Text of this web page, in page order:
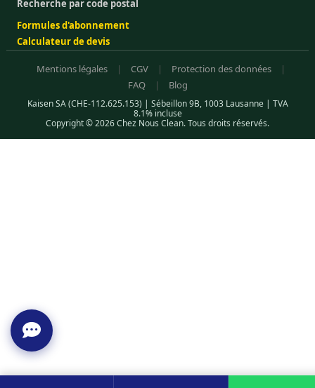
Recherche par code postal
Formules d'abonnement
Calculateur de devis
Mentions légales | CGV | Protection des données
|
FAQ
| Blog
Kaisen SA (CHE-112.625.153) | Sébeillon 9B, 1003 Lausanne | TVA
8.1% incluse
Copyright © 2026 Chez Nous Clean. Tous droits réservés.